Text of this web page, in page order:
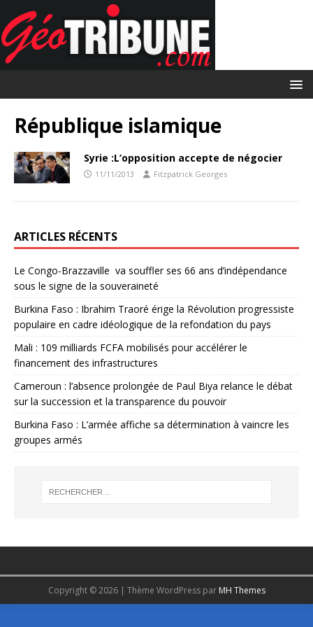
République islamique
Syrie :L’opposition accepte de négocier
11/11/2013 Fitzpatrick Georges
ARTICLES RÉCENTS
Le Congo-Brazzaville va souffler ses 66 ans d’indépendance
sous le signe de la souveraineté
Burkina Faso : Ibrahim Traoré érige la Révolution progressiste
populaire en cadre idéologique de la refondation du pays
Mali : 109 milliards FCFA mobilisés pour accélérer le
financement des infrastructures
Cameroun : l’absence prolongée de Paul Biya relance le débat
sur la succession et la transparence du pouvoir
Burkina Faso : L’armée affiche sa détermination à vaincre les
groupes armés
Copyright © 2026 | Thème WordPress par MH Themes